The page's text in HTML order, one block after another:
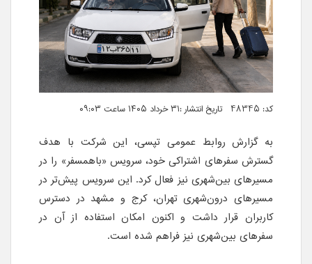
کد: 48345 تاریخ انتشار :۳۱ خرداد ۱۴۰۵ ساعت ۰۹:۰۳
به گزارش روابط عمومی تپسی، این شرکت با هدف
گسترش سفرهای اشتراکی خود، سرویس «باهمسفر» را در
مسیرهای بین‌شهری نیز فعال کرد. این سرویس پیش‌تر در
مسیرهای درون‌شهری تهران، کرج و مشهد در دسترس
کاربران قرار داشت و اکنون امکان استفاده از آن در
سفرهای بین‌شهری نیز فراهم شده است.